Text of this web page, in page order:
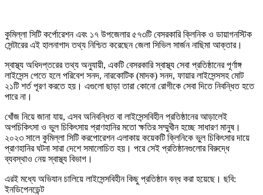
কুমিল্লা সিটি কর্পোরেশন এবং ১৭ উপজেলার ৫৭৩টি বেসরকারি ক্লিনিক ও ডায়াগনস্টিক
সেন্টারের এই হালনাগাদ তথ্য নিশ্চিত করেছেন জেলা সিভিল সার্জন নাছিমা আক্তার।
স্বাস্থ্য অধিদপ্তরের তথ্য অনুযায়ী, একটি বেসরকারি স্বাস্থ্য সেবা প্রতিষ্ঠানের পূর্ণাঙ্গ
লাইসেন্স পেতে হলে পরিবেশ সনদ, নারকোটিক (মাদক) সনদ, ফায়ার লাইসেন্সসহ মোট
২১টি শর্ত পূরণ করতে হয়। এগুলো ছাড়া তারা কোনো রোগীকে সেবা দিতে নিবন্ধিত হতে
পারে না।
খোঁজ নিয়ে জানা যায়, এসব অনিবন্ধিত বা লাইসেন্সবিহীন প্রতিষ্ঠানের আড়ালেই
অপচিকিৎসা ও ভুল চিকিৎসায় প্রাণহানির মতো ক্ষতির সম্মুখীন হচ্ছে সাধারণ মানুষ।
২০২৩ সালে কুমিল্লা সিটি করপোরেশন এলাকায় কয়েকটি ক্লিনিকে ভুল চিকিৎসার দায়ে
প্রাণহানির ঘটনা সারা দেশে সমালোচিত হয়। পরে সেই প্রতিষ্ঠানগুলোর বিরুদ্ধে
ব্যবস্থাও নেয় স্বাস্থ্য বিভাগ।
এরই মধ্যে অভিযান চালিয়ে লাইসেন্সবিহীন কিছু প্রতিষ্ঠান বন্ধ করা হয়েছে। ছবি:
ইনডিপেনডেন্ট